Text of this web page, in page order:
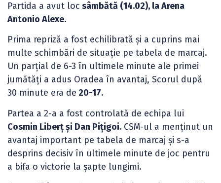
Partida a avut loc sâmbătă (14.02), la Arena
Antonio Alexe.
Prima repriză a fost echilibrată și a cuprins mai
multe schimbări de situație pe tabela de marcaj.
Un parțial de 6-3 în ultimele minute ale primei
jumătăți a adus Oradea în avantaj, Scorul după
30 minute era de 20-17.
Partea a 2-a a fost controlată de echipa lui
Cosmin Liberț și Dan Pițigoi. CSM-ul a menținut un
avantaj important pe tabela de marcaj și s-a
desprins decisiv în ultimele minute de joc pentru
a bifa o victorie la șapte lungimi.